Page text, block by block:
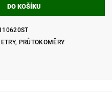
PRŮTOKOMĚRY